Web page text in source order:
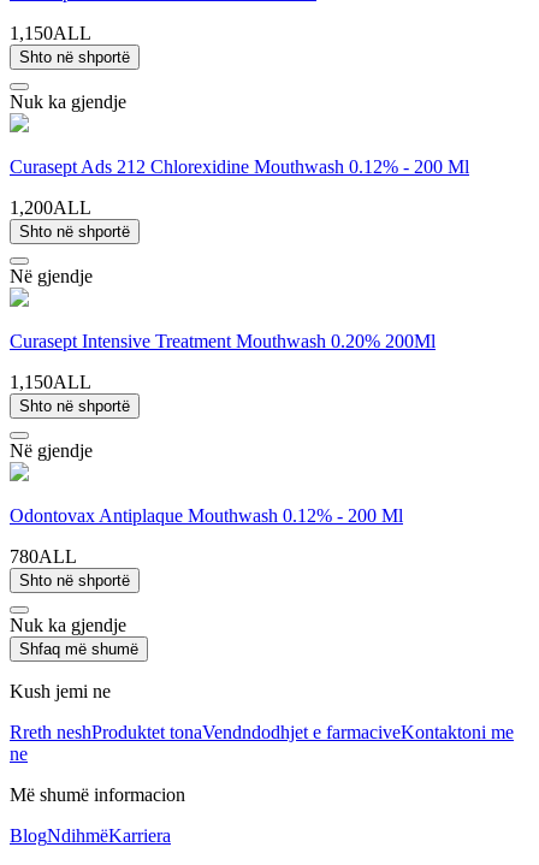
1,150ALL
Shto në shportë
Nuk ka gjendje
Curasept Ads 212 Chlorexidine Mouthwash 0.12% - 200 Ml
1,200ALL
Shto në shportë
Në gjendje
Curasept Intensive Treatment Mouthwash 0.20% 200Ml
1,150ALL
Shto në shportë
Në gjendje
Odontovax Antiplaque Mouthwash 0.12% - 200 Ml
780ALL
Shto në shportë
Nuk ka gjendje
Shfaq më shumë
Kush jemi ne
Rreth neshProduktet tonaVendndodhjet e farmaciveKontaktoni me
ne
Më shumë informacion
BlogNdihmëKarriera